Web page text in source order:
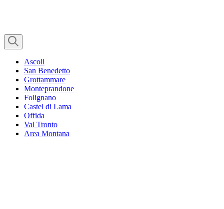
Ascoli
San Benedetto
Grottammare
Monteprandone
Folignano
Castel di Lama
Offida
Val Tronto
Area Montana